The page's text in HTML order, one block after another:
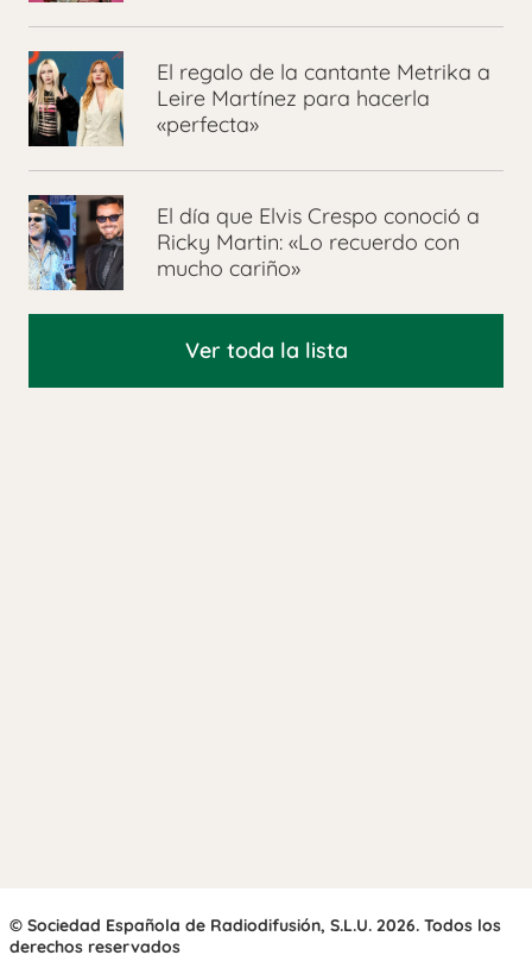
El regalo de la cantante Metrika a
Leire Martínez para hacerla
«perfecta»
El día que Elvis Crespo conoció a
Ricky Martin: «Lo recuerdo con
mucho cariño»
Ver toda la lista
© Sociedad Española de Radiodifusión, S.L.U. 2026. Todos los
derechos reservados